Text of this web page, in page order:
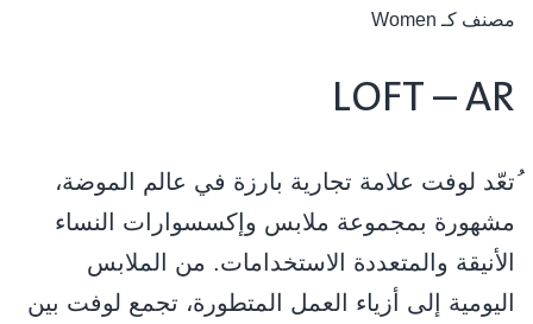
مصنف كـ Women
LOFT – AR
ُﺗﻌّﺪ ﻟﻮﻓﺖ ﻋﻼﻣﺔ ﺗﺠﺎرﻳﺔ ﺑﺎرزة ﻓﻲ ﻋﺎﻟﻢ اﻟﻤﻮﺿﺔ،
ﻣﺸﻬﻮرة ﺑﻤﺠﻤﻮﻋﺔ ﻣﻼﺑﺲ وإﻛﺴﺴﻮارات اﻟﻨﺴﺎء
اﻷﻧﻴﻘﺔ واﻟﻤﺘﻌﺪدة اﻻﺳﺘﺨﺪاﻣﺎت. ﻣﻦ اﻟﻤﻼﺑﺲ
اﻟﻴﻮﻣﻴﺔ إﻟﻰ أزﻳﺎء اﻟﻌﻤﻞ اﻟﻤﺘﻄﻮرة، ﺗﺠﻤﻊ ﻟﻮﻓﺖ ﺑﻴﻦ